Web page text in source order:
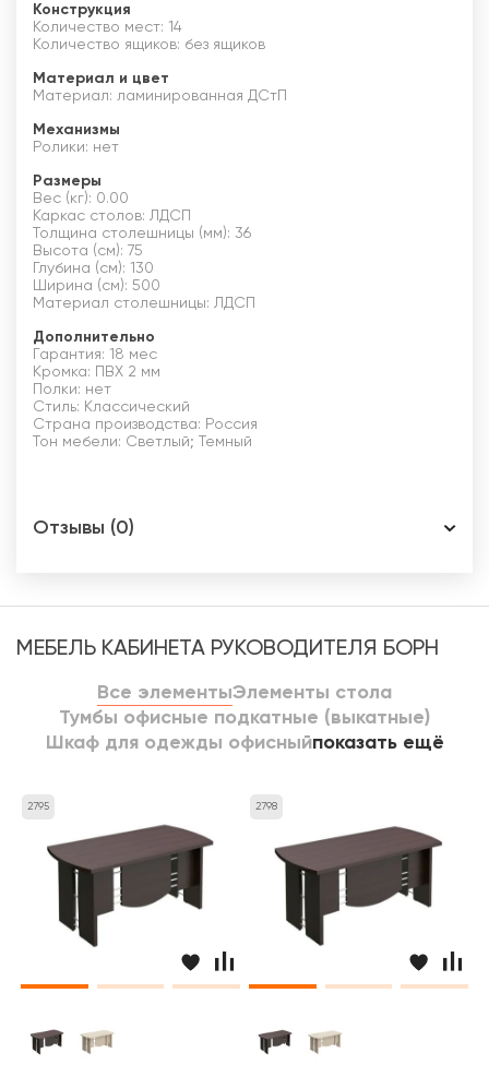
Конструкция
Количество мест: 14
Количество ящиков: без ящиков
Материал и цвет
Материал: ламинированная ДСтП
Механизмы
Ролики: нет
Размеры
Вес (кг): 0.00
Каркас столов: ЛДСП
Толщина столешницы (мм): 36
Высота (см): 75
Глубина (см): 130
Ширина (см): 500
Материал столешницы: ЛДСП
Дополнительно
Гарантия: 18 мес
Кромка: ПВХ 2 мм
Полки: нет
Стиль: Классический
Страна производства: Россия
Тон мебели: Светлый; Темный
Отзывы (0)
МЕБЕЛЬ КАБИНЕТА РУКОВОДИТЕЛЯ БОРН
Все элементыЭлементы стола
Тумбы офисные подкатные (выкатные)
Шкаф для одежды офисныйпоказать ещё
2795 2798